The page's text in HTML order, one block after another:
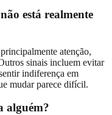
está realmente
atenção,
sinais incluem evitar
indiferença em
mudar parece difícil.
alguém?